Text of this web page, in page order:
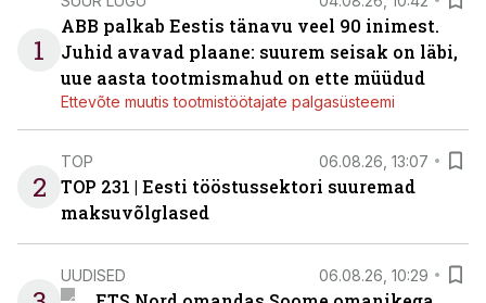
1
ABB palkab Eestis tänavu veel 90 inimest.
Juhid avavad plaane: suurem seisak on läbi,
uue aasta tootmismahud on ette müüdud
Ettevõte muutis tootmistöötajate palgasüsteemi
2
TOP 06.08.26, 13:07
TOP 231 | Eesti tööstussektori suuremad
maksuvõlglased
UUDISED 06.08.26, 10:29